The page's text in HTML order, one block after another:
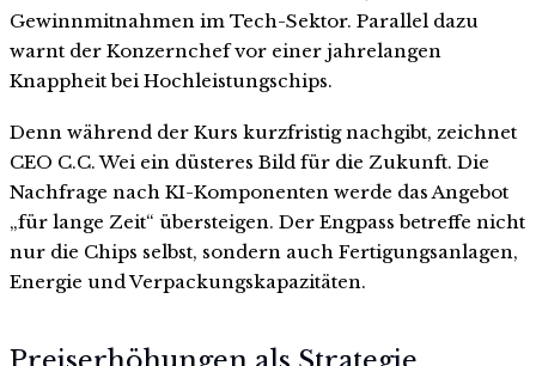
Gewinnmitnahmen im Tech-Sektor. Parallel dazu
warnt der Konzernchef vor einer jahrelangen
Knappheit bei Hochleistungschips.
Denn während der Kurs kurzfristig nachgibt, zeichnet
CEO C.C. Wei ein düsteres Bild für die Zukunft. Die
Nachfrage nach KI-Komponenten werde das Angebot
„für lange Zeit“ übersteigen. Der Engpass betreffe nicht
nur die Chips selbst, sondern auch Fertigungsanlagen,
Energie und Verpackungskapazitäten.